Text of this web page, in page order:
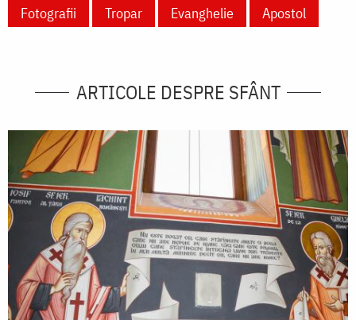
Fotografii
Tropar Evanghelie Apostol
ARTICOLE DESPRE SFÂNT